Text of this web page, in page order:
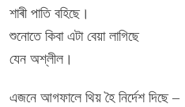
শাৰী পাতি বহিছে।
শুনোতে কিবা এটা বেয়া লাগিছে
যেন অশ্লীল।
এজনে আগফালে থিয় হৈ নিৰ্দেশ দিছে –